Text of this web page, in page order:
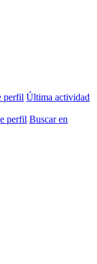
perfil Última actividad
perfil Buscar en